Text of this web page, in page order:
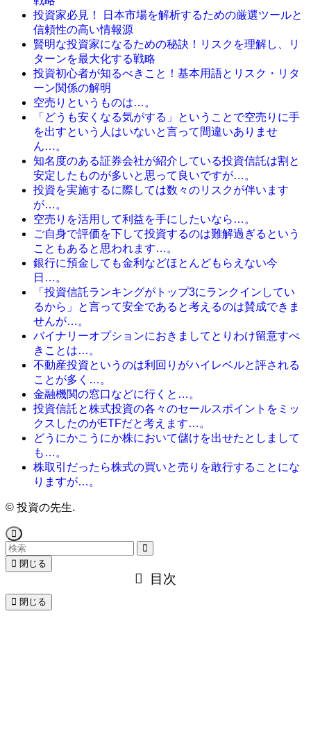
投資家必見！ 日本市場を解析するための厳選ツールと
信頼性の高い情報源
賢明な投資家になるための秘訣！リスクを理解し、リ
ターンを最大化する戦略
投資初心者が知るべきこと！基本用語とリスク・リタ
ーン関係の解明
空売りというものは…。
「どうも安くなる気がする」ということで空売りに手
を出すという人はいないと言って間違いありませ
ん…。
知名度のある証券会社が紹介している投資信託は割と
安定したものが多いと思って良いですが…。
投資を実施するに際しては数々のリスクが伴います
が…。
空売りを活用して利益を手にしたいなら…。
ご自身で評価を下して投資するのは難解過ぎるという
こともあると思われます…。
銀行に預金しても金利などほとんどもらえない今
日…。
「投資信託ランキングがトップ3にランクインしてい
るから」と言って安全であると考えるのは賛成できま
せんが…。
バイナリーオプションにおきましてとりわけ留意すべ
きことは…。
不動産投資というのは利回りがハイレベルと評される
ことが多く…。
金融機関の窓口などに行くと…。
投資信託と株式投資の各々のセールスポイントをミッ
クスしたのがETFだと考えます…。
どうにかこうにか株において儲けを出せたとしまして
も…。
株取引だったら株式の買いと売りを敢行することにな
りますが…。
© 投資の先生.
閉じる
目次
閉じる